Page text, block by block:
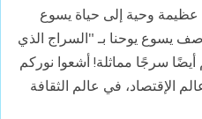
عظيمة وحية إلى حياة يسوع
يسوع يوحنا بـ "السراج الذي
35). كونوا أنتم أيضًا سرجًا مماثلة! أشعوا نوركم
الإقتصاد، في عالم الثقافة